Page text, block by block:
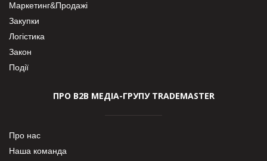
Маркетинг&Продажі
Закупки
Логістика
Закон
Події
ПРО В2В МЕДІА-ГРУПУ TRADEMASTER
Про нас
Наша команда